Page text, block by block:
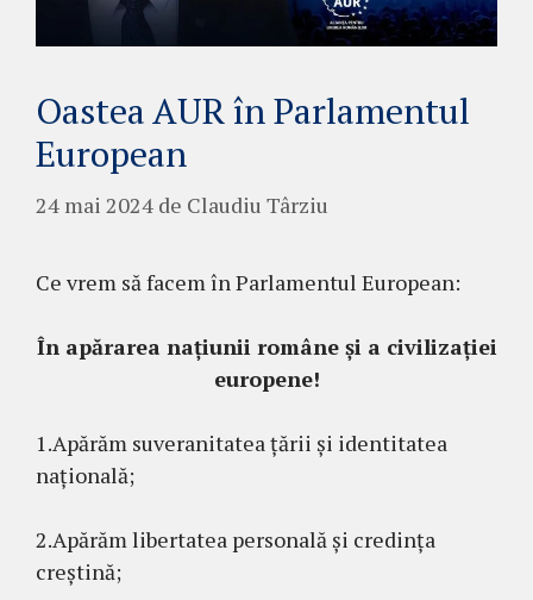
Oastea AUR în Parlamentul
European
24 mai 2024 de Claudiu Târziu
Ce vrem să facem în Parlamentul European:
În apărarea națiunii române și a civilizației
europene!
1.Apărăm suveranitatea țării și identitatea
națională;
2.Apărăm libertatea personală și credința
creștină;